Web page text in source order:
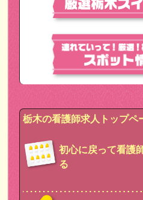
栃木の看護師求人トップペ
初心に戻って看護
る